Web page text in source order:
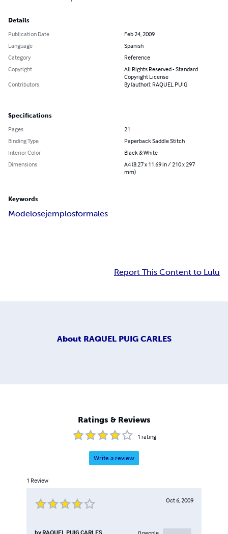
Details
Publication Date
Feb 24, 2009
Language
Spanish
Category
Reference
Copyright
All Rights Reserved - Standard
Copyright License
Contributors
By (author): RAQUEL PUIG
Specifications
Pages
21
Binding Type
Paperback Saddle Stitch
Interior Color
Black & White
Dimensions
A4 (8.27 x 11.69 in / 210 x 297
mm)
Keywords
Modelosejemplosformales
Report This Content to Lulu
About RAQUEL PUIG CARLES
Ratings & Reviews
1 rating
Write a review
1 Review
Oct 6, 2009
by RAQUEL PUIG CARLES